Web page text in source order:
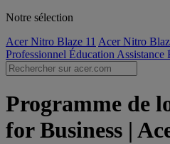
Notre sélection
Acer Nitro Blaze 11 Acer Nitro
Professionnel Éducation Assistance
Programme de
for Business |